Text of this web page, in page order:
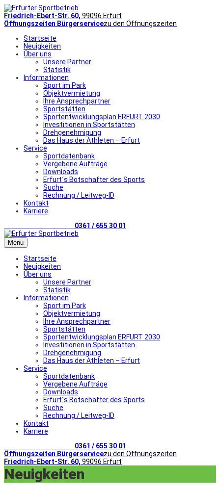
Friedrich-Ebert-Str. 60, 99096 Erfurt
Öffnungszeiten Bürgerservicezu den Öffnungszeiten
Startseite
Neuigkeiten
Über uns
Unsere Partner
Statistik
Informationen
Sport im Park
Objektvermietung
Ihre Ansprechpartner
Sportstätten
Sportentwicklungsplan ERFURT 2030
Investitionen in Sportstätten
Drehgenehmigung
Das Haus der Athleten – Erfurt
Service
Sportdatenbank
Vergebene Aufträge
Downloads
Erfurt´s Botschafter des Sports
Suche
Rechnung / Leitweg-ID
Kontakt
Karriere
0361 / 655 30 01
Menu
Startseite
Neuigkeiten
Über uns
Unsere Partner
Statistik
Informationen
Sport im Park
Objektvermietung
Ihre Ansprechpartner
Sportstätten
Sportentwicklungsplan ERFURT 2030
Investitionen in Sportstätten
Drehgenehmigung
Das Haus der Athleten – Erfurt
Service
Sportdatenbank
Vergebene Aufträge
Downloads
Erfurt´s Botschafter des Sports
Suche
Rechnung / Leitweg-ID
Kontakt
Karriere
0361 / 655 30 01
Öffnungszeiten Bürgerservicezu den Öffnungszeiten
Friedrich-Ebert-Str. 60, 99096 Erfurt
Neuigkeiten